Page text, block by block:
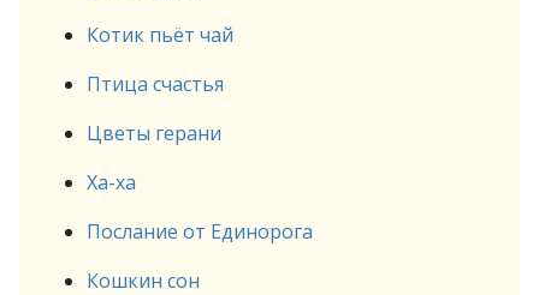
Котик пьёт чай
Птица счастья
Цветы герани
Ха-ха
Послание от Единорога
Кошкин сон